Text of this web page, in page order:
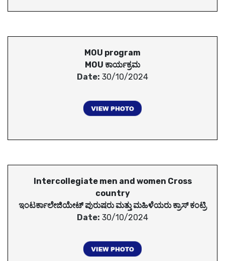
MOU program
MOU ಕಾರ್ಯಕ್ರಮ
Date: 30/10/2024
Intercollegiate men and women Cross
country
ಇಂಟರ್ಕಾಲೇಜಿಯೇಟ್ ಪುರುಷರು ಮತ್ತು ಮಹಿಳೆಯರು ಕ್ರಾಸ್ ಕಂಟ್ರಿ
Date: 30/10/2024